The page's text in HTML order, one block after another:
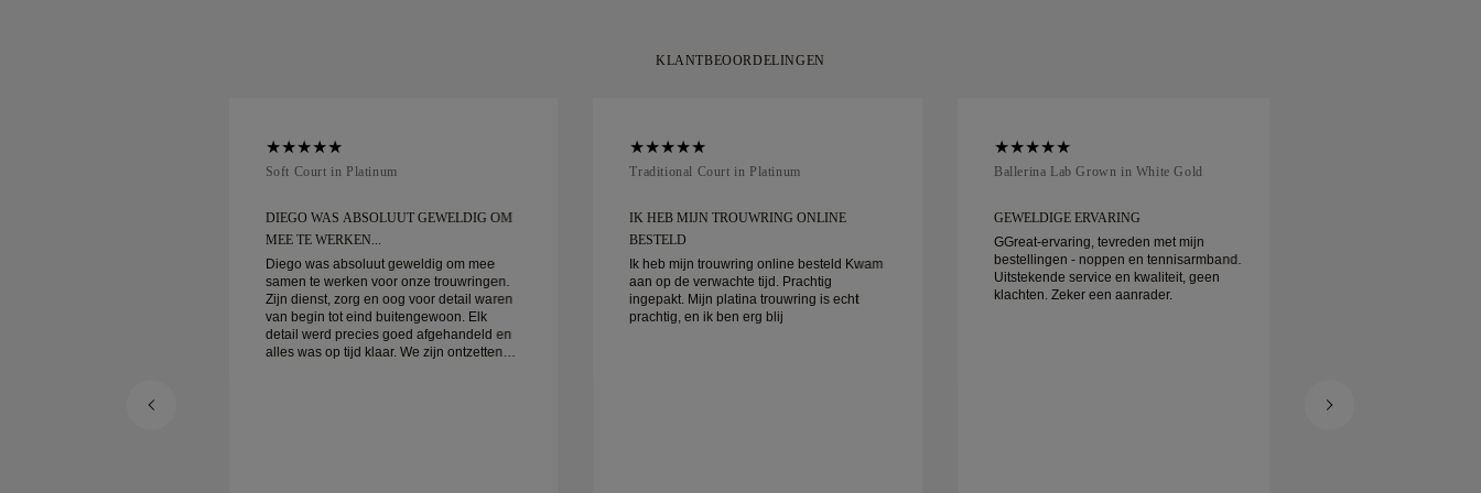
KLANTBEOORDELINGEN
Soft Court in Platinum
DIEGO WAS ABSOLUUT GEWELDIG OM
MEE TE WERKEN...
Diego was absoluut geweldig om mee
samen te werken voor onze trouwringen.
Zijn dienst, zorg en oog voor detail waren
van begin tot eind buitengewoon. Elk
detail werd precies goed afgehandeld en
alles was op tijd klaar. We zijn ontzettend
Traditional Court in Platinum
IK HEB MIJN TROUWRING ONLINE
BESTELD
Ik heb mijn trouwring online besteld Kwam
aan op de verwachte tijd. Prachtig
ingepakt. Mijn platina trouwring is echt
prachtig, en ik ben erg blij
Ballerina Lab Grown in White Gold
GEWELDIGE ERVARING
GGreat-ervaring, tevreden met mijn
bestellingen - noppen en tennisarmband.
Uitstekende service en kwaliteit, geen
klachten. Zeker een aanrader.